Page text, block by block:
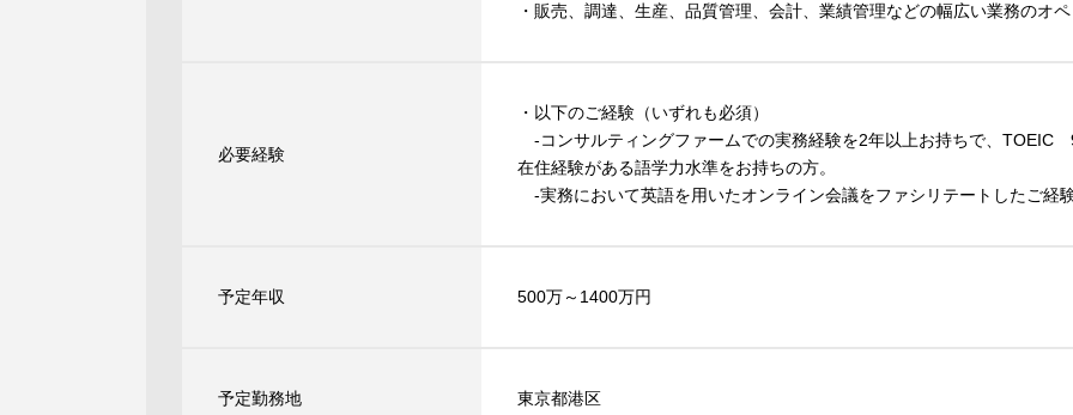
・販売、調達、生産、品質管理、会計、業績管理などの幅広い業務のオ
必要経験
・以下のご経験（いずれも必須）
-コンサルティングファームでの実務経験を2年以上お持ちで、TOEIC
在住経験がある語学力水準をお持ちの方。
-実務において英語を用いたオンライン会議をファシリテートしたご経
予定年収 500万～1400万円
予定勤務地 東京都港区